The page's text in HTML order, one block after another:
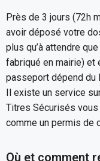
Près de 3 jours (72h
avoir déposé votre
plus qu’à attendre
fabriqué en mairie) et
passeport dépend du
Il existe un service
Titres Sécurisés
comme un permis de
Où et comment